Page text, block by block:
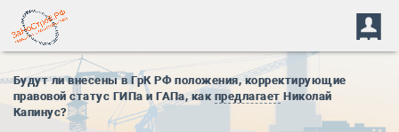
Будут ли внесены в ГрК РФ положения, корректирующие
правовой статус ГИПа и ГАПа, как предлагает Николай
Капинус?